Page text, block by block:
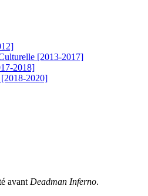
[2013-2017]
2018]
[2018-2020]
avant Deadman Inferno.